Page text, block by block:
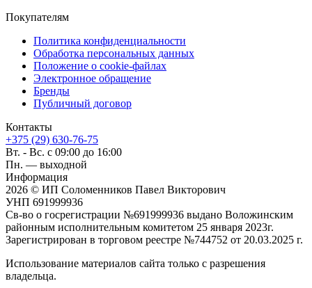
Покупателям
Политика конфиденциальности
Обработка персональных данных
Положение о cookie-файлах
Электронное обращение
Бренды
Публичный договор
Контакты
+375 (29) 630-76-75
Вт. - Вс. с 09:00 до 16:00
Пн. — выходной
Информация
2026 © ИП Соломенников Павел Викторович
УНП 691999936
Св-во о госрегистрации №691999936 выдано Воложинским
районным исполнительным комитетом 25 января 2023г.
Зарегистрирован в торговом реестре №744752 от 20.03.2025 г.
Использование материалов сайта только с разрешения
владельца.